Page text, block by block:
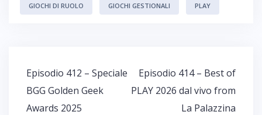
GIOCHI DI RUOLO GIOCHI GESTIONALI PLAY
Navigazione
articoli
Episodio 412 – Speciale
BGG Golden Geek
Awards 2025
Episodio 414 – Best of
PLAY 2026 dal vivo from
La Palazzina